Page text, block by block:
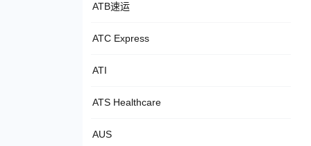
ATB速运
ATC Express
ATI
ATS Healthcare
AUS